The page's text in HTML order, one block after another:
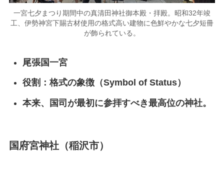
一宮七夕まつり期間中の真清田神社御本殿・拝殿。昭和32年竣
工、伊勢神宮下賜古材使用の格式高い建物に色鮮やかな七夕短冊
が飾られている。
尾張国一宮
役割：格式の象徴（Symbol of Status）
本来、国司が最初に参拝すべき最高位の神社。
国府宮神社（稲沢市）